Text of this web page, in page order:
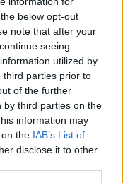
below opt-out
note that after your
seeing
utilized by
third parties prior to
of the further
by third parties on the
information may
the IAB’s List of
disclose it to other
7
i confini del lago...